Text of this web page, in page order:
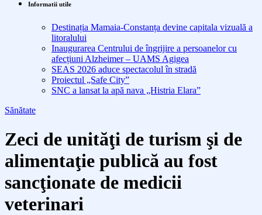
Informatii utile
Destinația Mamaia-Constanța devine capitala vizuală a
litoralului
Inaugurarea Centrului de îngrijire a persoanelor cu
afecțiuni Alzheimer – UAMS Agigea
SEAS 2026 aduce spectacolul în stradă
Proiectul „Safe City”
SNC a lansat la apă nava „Histria Elara”
Sănătate
Zeci de unităţi de turism şi de
alimentaţie publică au fost
sancţionate de medicii
veterinari